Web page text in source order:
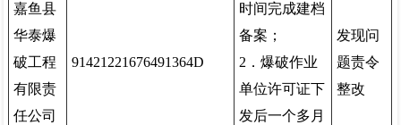
嘉鱼县
华泰爆
破工程
有限责
任公司
91421221676491364D
时间完成建档
备案；
2．爆破作业
单位许可证下
发后一个多月
发现问
题责令
整改